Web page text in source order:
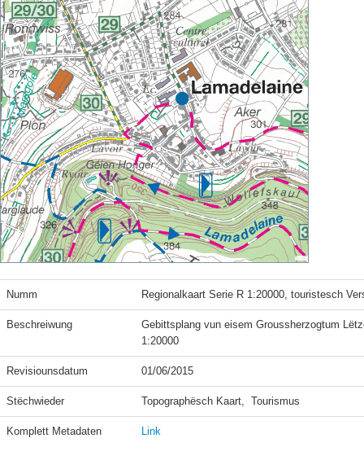
Numm Regionalkaart Serie R 1:20000, touristesch
Beschreiwung
Gebittsplang vun eisem Groussherzogtum
Revisiounsdatum 01/06/2015
Stëchwieder Topographësch Kaart,  Tourismus
Komplett Metadaten Link